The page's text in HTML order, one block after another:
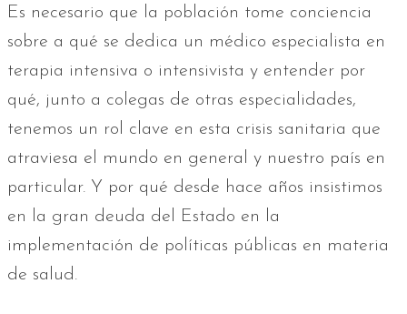
Es necesario que la población tome conciencia
sobre a qué se dedica un médico especialista en
terapia intensiva o intensivista y entender por
qué, junto a colegas de otras especialidades,
tenemos un rol clave en esta crisis sanitaria que
atraviesa el mundo en general y nuestro país en
particular. Y por qué desde hace años insistimos
en la gran deuda del Estado en la
implementación de políticas públicas en materia
de salud.